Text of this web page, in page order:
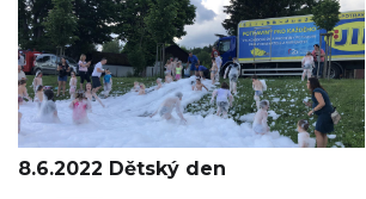
8.6.2022 Dětský den